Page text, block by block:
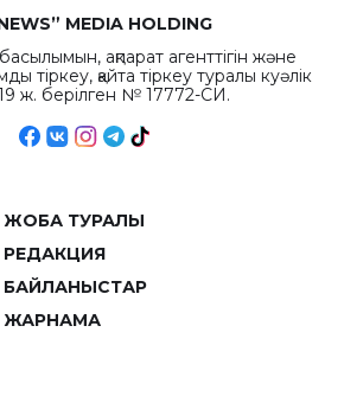
MEDIA HOLDING
ақпарат агенттігін және
тіркеу, қайта тіркеу туралы куәлік
ж. берілген № 17772-СИ.
ЖОБА ТУРАЛЫ
РЕДАКЦИЯ
БАЙЛАНЫСТАР
ЖАРНАМА